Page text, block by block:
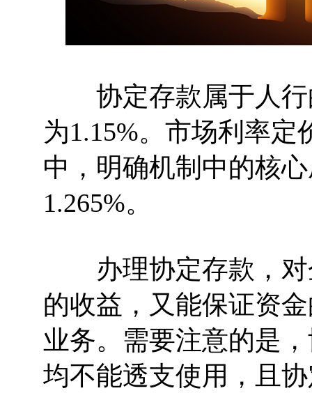
协定存款属于人行
为1.15%。市场利率定
中，明确机制中的核
1.265%。
办理协定存款，对
的收益，又能保证资
业务。需要注意的是
均不能透支使用，且